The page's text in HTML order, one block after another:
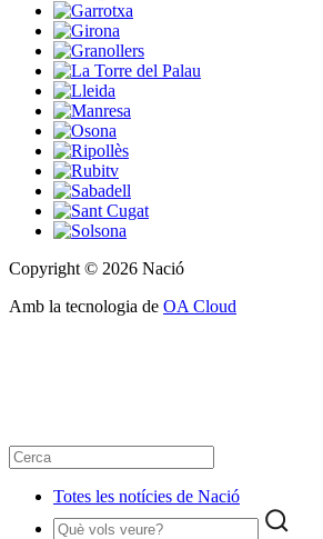
Copyright © 2026 Nació
Amb la tecnologia de OA Cloud
Totes les notícies de Nació